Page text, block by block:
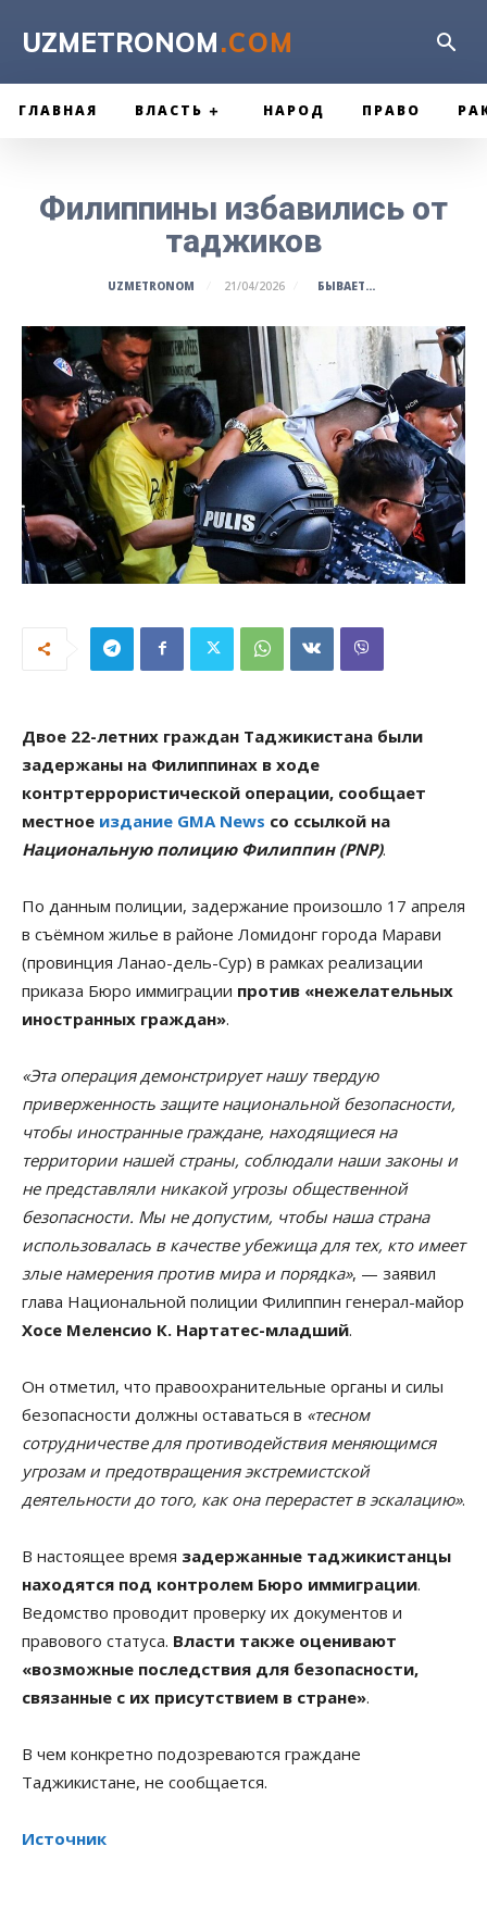
UZMETRONOM.COM
ГЛАВНАЯ ВЛАСТЬ НАРОД ПРАВО
Филиппины избавились от
таджиков
UZMETRONOM 21/04/2026 БЫВАЕТ...
Двое 22-летних граждан Таджикистана были
задержаны на Филиппинах в ходе
контртеррористической операции, сообщает
местное издание GMA News со ссылкой на
Национальную полицию Филиппин (PNP).
По данным полиции, задержание произошло 17 апреля
в съёмном жилье в районе Ломидонг города Марави
(провинция Ланао-дель-Сур) в рамках реализации
приказа Бюро иммиграции против «нежелательных
иностранных граждан».
«Эта операция демонстрирует нашу твердую
приверженность защите национальной безопасности,
чтобы иностранные граждане, находящиеся на
территории нашей страны, соблюдали наши законы и
не представляли никакой угрозы общественной
безопасности. Мы не допустим, чтобы наша страна
использовалась в качестве убежища для тех, кто имеет
злые намерения против мира и порядка», — заявил
глава Национальной полиции Филиппин генерал-майор
Хосе Меленсио К. Нартатес-младший.
Он отметил, что правоохранительные органы и силы
безопасности должны оставаться в «тесном
сотрудничестве для противодействия меняющимся
угрозам и предотвращения экстремистской
деятельности до того, как она перерастет в эскалацию».
В настоящее время задержанные таджикистанцы
находятся под контролем Бюро иммиграции.
Ведомство проводит проверку их документов и
правового статуса. Власти также оценивают
«возможные последствия для безопасности,
связанные с их присутствием в стране».
В чем конкретно подозреваются граждане
Таджикистане, не сообщается.
Источник